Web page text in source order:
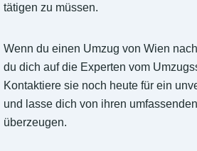
tätigen zu müssen.
Wenn du einen Umzug von Wien
du dich auf die Experten vom
Kontaktiere sie noch heute für ein
und lasse dich von ihren
überzeugen.